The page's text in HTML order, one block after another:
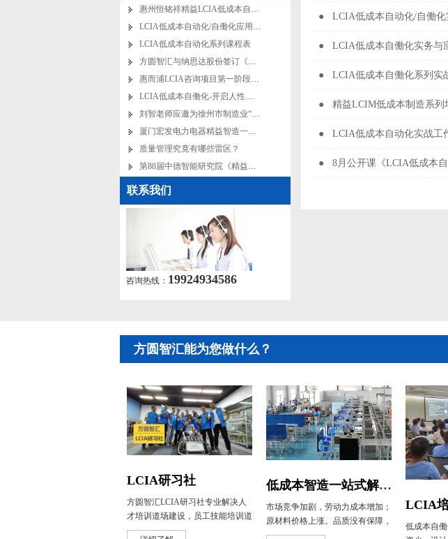
惠州恒铭祥精益LCIA低成本自动化项目启动大会圆满举行！
LCIA低成本自动化/自働化应用与实践培训（2天1夜）
LCIA低成本自动化系列课程表
方圆智汇与纳思达股份签订《Cell Line单元生产线实战》精益培训协议
惠而浦LCIA咨询项目第一阶段圆满结束
LCIA低成本自働化-开启人性化生产时代
刘智老师应邀为徐州市制造业“智改数转”进行诊断服务
厦门宏发电力电器精益智造一站式解决方案成功签约
质量管理究竟有哪些雷区？
第88届中德智能研究院《精益生产体系与工具应用》研修班圆满开班
联系我们
咨询热线： 19924934586
● LCIA低成本自动化/自働化
● LCIA低成本自働化实务与
● LCIA低成本自働化系列实
● 精益LCIM低成本制造系列
● LCIA低成本自动化实战工
● 8月公开课《LCIA低成本自
方圆智汇能为您做什么？
LCIA研习社
方圆智汇LCIA研习社专业解决人
才培训道场建设，员工技能培训道
场建设，LCIA体验中心以及精益
低成本智造一站式解决方案
市场竞争加剧，劳动力成本增加；
原材料价格上涨。品质没有保障，
多品种小批量生产方式来袭，员工
LCIA
低成本自